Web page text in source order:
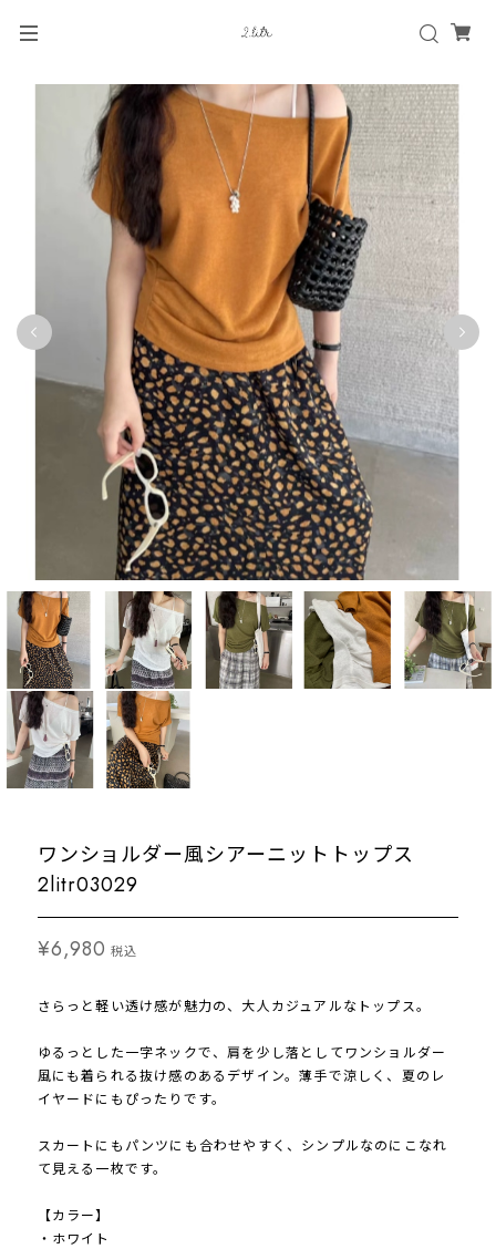
ワンショルダー風シアーニットトップス
2litr03029
¥6,980 税込
さらっと軽い透け感が魅力の、大人カジュアルなトップス。
ゆるっとした一字ネックで、肩を少し落としてワンショルダー
風にも着られる抜け感のあるデザイン。薄手で涼しく、夏のレ
イヤードにもぴったりです。
スカートにもパンツにも合わせやすく、シンプルなのにこなれ
て見える一枚です。
【カラー】
・ホワイト